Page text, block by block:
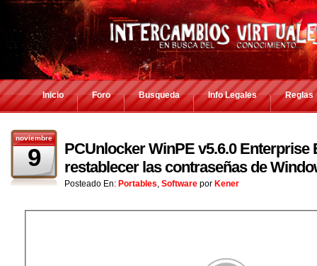
Inicio Foro Busqueda Info Legales Reglas
noviembre
9
PCUnlocker WinPE v5.6.0 Enterprise
restablecer las contraseñas de
Posteado En: Portables, Software por Kener